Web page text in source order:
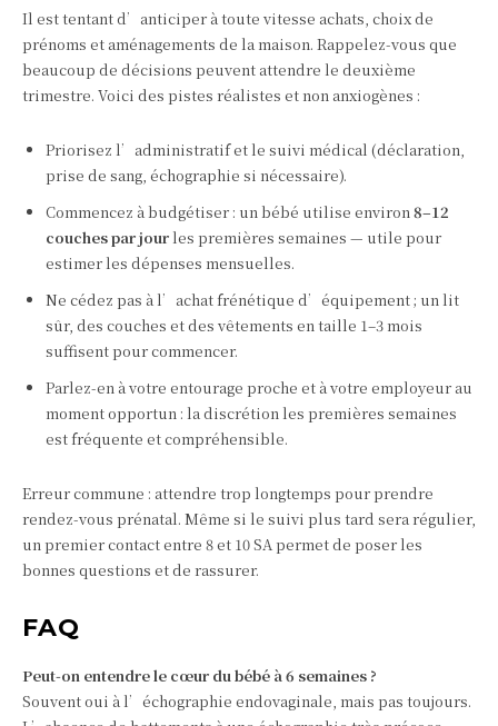
Il est tentant d’anticiper à toute vitesse achats, choix de
prénoms et aménagements de la maison. Rappelez‑vous que
beaucoup de décisions peuvent attendre le deuxième
trimestre. Voici des pistes réalistes et non anxiogènes :
Priorisez l’administratif et le suivi médical (déclaration,
prise de sang, échographie si nécessaire).
Commencez à budgétiser : un bébé utilise environ8–12
couches par jourles premières semaines — utile pour
estimer les dépenses mensuelles.
Ne cédez pas à l’achat frénétique d’équipement ; un lit
sûr, des couches et des vêtements en taille 1–3 mois
suffisent pour commencer.
Parlez‑en à votre entourage proche et à votre employeur au
moment opportun : la discrétion les premières semaines
est fréquente et compréhensible.
Erreur commune : attendre trop longtemps pour prendre
rendez‑vous prénatal. Même si le suivi plus tard sera régulier,
un premier contact entre 8 et 10 SA permet de poser les
bonnes questions et de rassurer.
FAQ
Peut‑on entendre le cœur du bébé à 6 semaines ?
Souvent oui à l’échographie endovaginale, mais pas toujours.